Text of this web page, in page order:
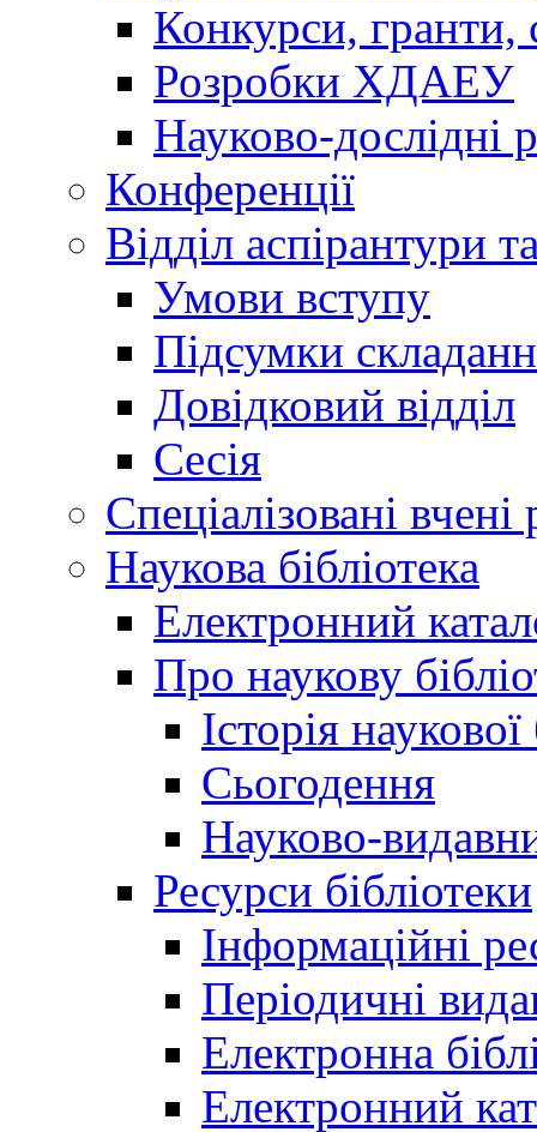
Конкурси, гранти,
Розробки ХДАЕУ
Науково-дослідні
Конференції
Відділ аспірантури
Умови вступу
Підсумки
Довідковий відділ
Сесія
Спеціалізовані вчені
Наукова бібліотека
Електронний
Про наукову
Історія
Сьогодення
Науково-
Ресурси бібліотеки
Інформаційні
Періодичні
Електронна
Електронний